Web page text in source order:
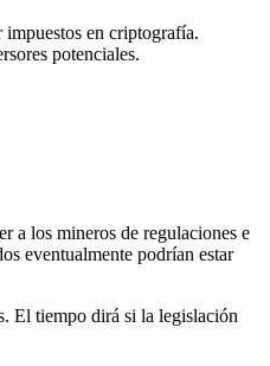
impuestos en criptografía.
potenciales.
a los mineros de regulaciones e
eventualmente podrían estar
El tiempo dirá si la legislación